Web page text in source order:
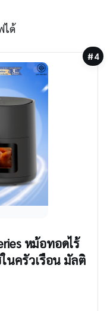
ได้
#4
หม้อทอดไร้
นครัวเรือน มัลติ